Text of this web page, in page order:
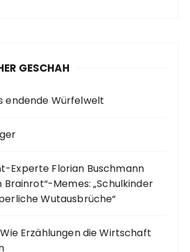
GESCHAH
endende Würfelwelt
Experte Florian Buschmann
Brainrot“-Memes: „Schulkinder
Wutausbrüche“
Wie Erzählungen die Wirtschaft